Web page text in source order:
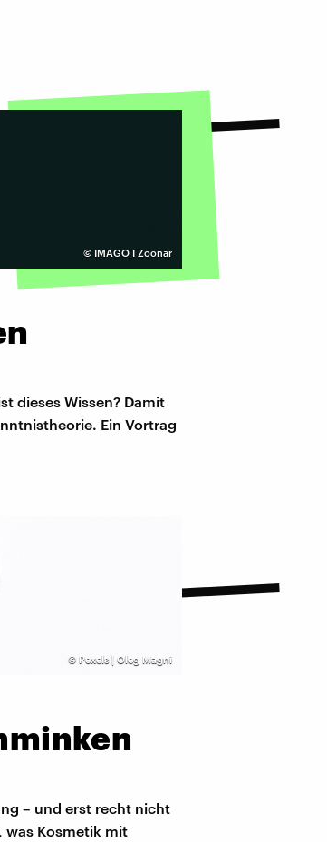
© IMAGO I Zoonar
dieses Wissen? Damit
Ein Vortrag
© Pexels | Oleg Magni
– und erst recht nicht
was Kosmetik mit